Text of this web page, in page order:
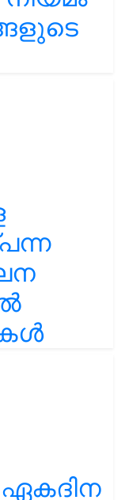
ഏകദിന